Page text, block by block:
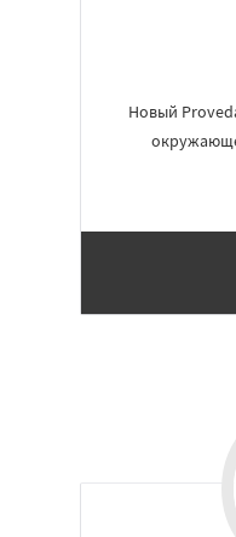
Новый